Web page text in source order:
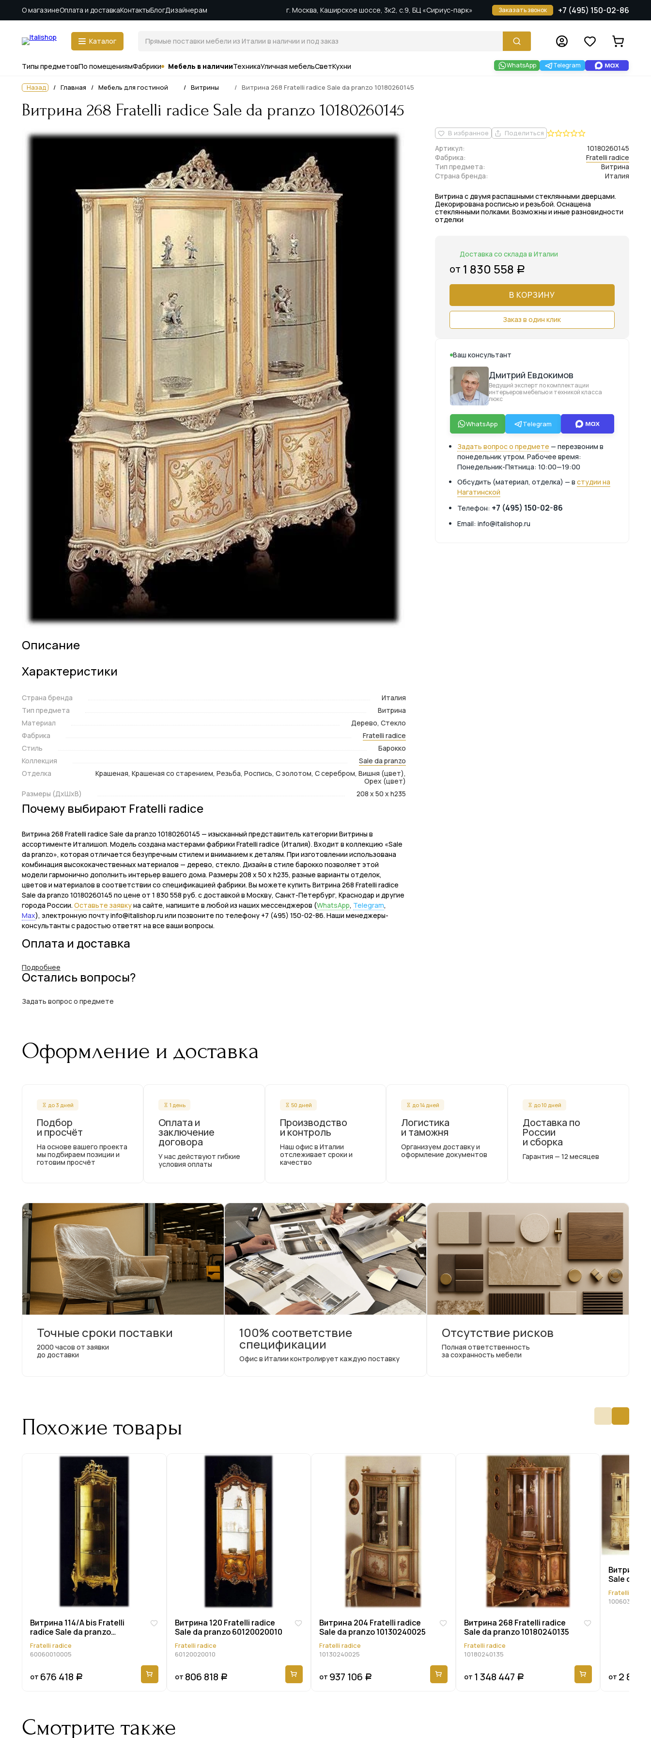
О магазинеОплата и доставкаКонтактыБлогДизайнерам г. Москва, Каширское шоссе, 3к2, с.9, БЦ «Сириус-парк» Заказать звонок +7 (495) 150-02-86
Каталог
Типы предметовПо помещениямФабрики Мебель в наличииТехникаУличная мебельСветКухни WhatsApp Telegram
Назад Главная Мебель для гостиной Витрины Витрина 268 Fratelli radice Sale da pranzo 10180260145
Витрина 268 Fratelli radice Sale da pranzo 10180260145
Описание
Характеристики
Страна бренда
Италия
Тип предмета
Витрина
Материал
Дерево, Стекло
Фабрика
Fratelli radice
Стиль
Барокко
Коллекция
Sale da pranzo
Отделка
Крашеная, Крашеная со старением, Резьба, Роспись, С золотом, С серебром, Вишня (цвет),
Орех (цвет)
Размеры (ДxШxВ)
208 x 50 x h235
Почему выбирают Fratelli radice
Витрина 268 Fratelli radice Sale da pranzo 10180260145 — изысканный представитель категории Витрины в
ассортименте Италишоп. Модель создана мастерами фабрики Fratelli radice (Италия). Входит в коллекцию «Sale
da pranzo», которая отличается безупречным стилем и вниманием к деталям. При изготовлении использована
комбинация высококачественных материалов — дерево, стекло. Дизайн в стиле барокко позволяет этой
модели гармонично дополнить интерьер вашего дома. Размеры 208 x 50 x h235, разные варианты отделок,
цветов и материалов в соответствии со спецификацией фабрики. Вы можете купить Витрина 268 Fratelli radice
Sale da pranzo 10180260145 по цене от 1 830 558 руб. с доставкой в Москву, Санкт-Петербург, Краснодар и другие
города России. Оставьте заявкуна сайте, напишите в любой из наших мессенджеров (WhatsApp, Telegram,
Max), электронную почту info@italishop.ru или позвоните по телефону +7 (495) 150-02-86. Наши менеджеры-
консультанты с радостью ответят на все ваши вопросы.
Оплата и доставка
Подробнее
Остались вопросы?
Задать вопрос о предмете
В избранное Поделиться
Фабрика: Fratelli radice
Артикул:
10180260145
Тип предмета:
Витрина
Страна бренда:
Италия
Витрина с двумя распашными стеклянными дверцами.
Декорирована росписью и резьбой. Оснащена
стеклянными полками. Возможны и иные разновидности
отделки
Доставка со склада в Италии
от 1 830 558 Р
В КОРЗИНУ
Заказ в один клик
Ваш консультант
Дмитрий Евдокимов
Ведущий эксперт по комплектации
интерьеров мебелью и техникой класса
люкс
WhatsApp Telegram
Задать вопрос о предмете — перезвоним в
понедельник утром. Рабочее время:
Понедельник-Пятница: 10:00—19:00
Обсудить (материал, отделка) — в студии на
Нагатинской
Телефон: +7 (495) 150-02-86
Email: info@italishop.ru
Оформление и доставка
до 3 дней
Подбор
и просчёт
На основе вашего проекта
мы подбираем позиции и
готовим просчёт
1 день
Оплата и
заключение
договора
У нас действуют гибкие
условия оплаты
50 дней
Производство
и контроль
Наш офис в Италии
отслеживает сроки и
качество
до 14 дней
Логистика
и таможня
Организуем доставку и
оформление документов
до 10 дней
Доставка по
России
и сборка
Гарантия — 12 месяцев
Точные сроки поставки
2000 часов от заявки
до доставки
100% соответствие
спецификации
Офис в Италии контролирует каждую поставку
Отсутствие рисков
Полная ответственность
за сохранность мебели
Похожие товары
Витрина 114/A bis Fratelli
radice Sale da pranzo
60060010005
Fratelli radice
60060010005
от 676 418 Р
Витрина 120 Fratelli radice
Sale da pranzo 60120020010
Fratelli radice
60120020010
от 806 818 Р
Витрина 204 Fratelli radice
Sale da pranzo 10130240025
Fratelli radice
10130240025
от 937 106 Р
Витрина 268 Fratelli radice
Sale da pranzo 10180240135
Fratelli radice
10180240135
от 1 348 447 Р
Витрина
Sale da
Fratelli radice
10060365010
от 2 854
Смотрите также